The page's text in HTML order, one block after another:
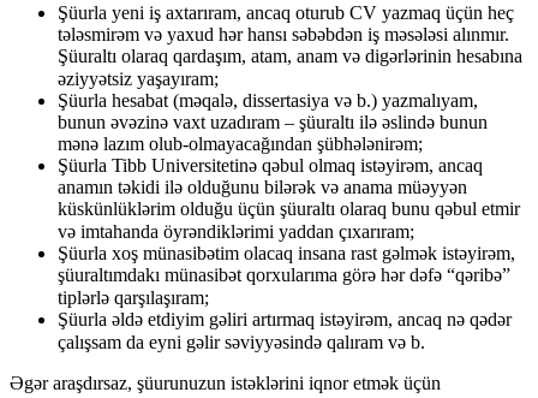
Şüurla yeni iş axtarıram, ancaq oturub CV yazmaq üçün heç
tələsmirəm və yaxud hər hansı səbəbdən iş məsələsi alınmır.
Şüuraltı olaraq qardaşım, atam, anam və digərlərinin hesabına
əziyyətsiz yaşayıram;⠀
Şüurla hesabat (məqalə, dissertasiya və b.) yazmalıyam,
bunun əvəzinə vaxt uzadıram – şüuraltı ilə əslində bunun
mənə lazım olub-olmayacağından şübhələnirəm;
Şüurla Tibb Universitetinə qəbul olmaq istəyirəm, ancaq
anamın təkidi ilə olduğunu bilərək və anama müəyyən
küskünlüklərim olduğu üçün şüuraltı olaraq bunu qəbul etmir
və imtahanda öyrəndiklərimi yaddan çıxarıram;⠀
Şüurla xoş münasibətim olacaq insana rast gəlmək istəyirəm,
şüuraltımdakı münasibət qorxularıma görə hər dəfə “qəribə”
tiplərlə qarşılaşıram;⠀
Şüurla əldə etdiyim gəliri artırmaq istəyirəm, ancaq nə qədər
çalışsam da eyni gəlir səviyyəsində qalıram və b.⠀⠀
Əgər araşdırsaz, şüurunuzun istəklərini iqnor etmək üçün